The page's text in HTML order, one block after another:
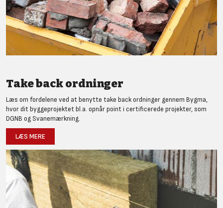
Take back ordninger
Læs om fordelene ved at benytte take back ordninger gennem Bygma,
hvor dit byggeprojektet bl.a. opnår point i certificerede projekter, som
DGNB og Svanemærkning.
LÆS MERE